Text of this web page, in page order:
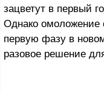
зацветут в первый
Однако омоложение
первую фазу в
разовое решение